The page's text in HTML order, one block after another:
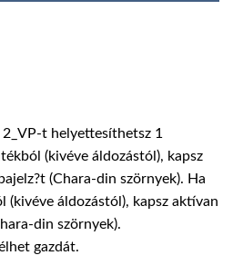
2_VP-t helyettesíthetsz 1
(kivéve áldozástól), kapsz
(Chara-din szörnyek). Ha
(kivéve áldozástól), kapsz aktívan
din szörnyek).
gazdát.